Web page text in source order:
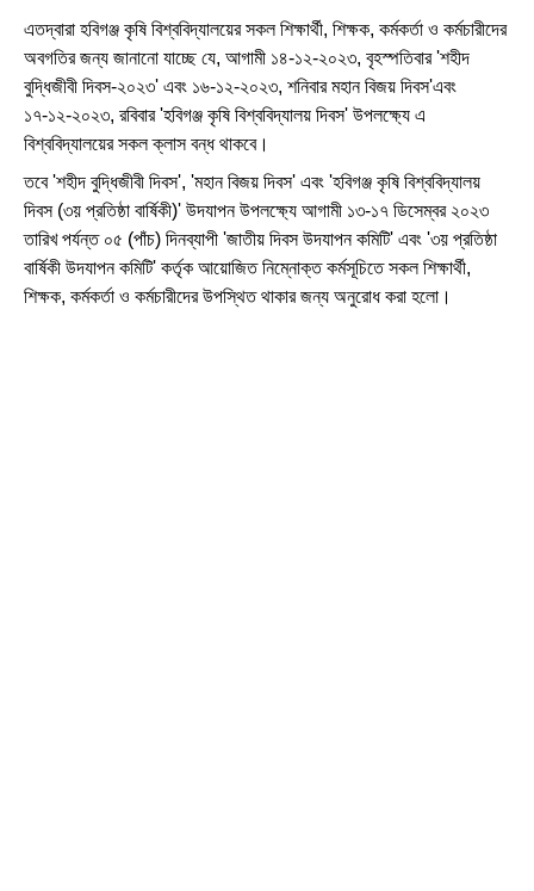
এতদ্বারা হবিগঞ্জ কৃষি বিশ্ববিদ্যালয়ের সকল শিক্ষার্থী, শিক্ষক, কর্মকর্তা ও কর্মচারীদের
অবগতির জন্য জানানো যাচ্ছে যে, আগামী ১৪-১২-২০২৩, বৃহস্পতিবার 'শহীদ
বুদ্ধিজীবী দিবস-২০২৩' এবং ১৬-১২-২০২৩, শনিবার মহান বিজয় দিবস'এবং
১৭-১২-২০২৩, রবিবার 'হবিগঞ্জ কৃষি বিশ্ববিদ্যালয় দিবস' উপলক্ষ্যে এ
বিশ্ববিদ্যালয়ের সকল ক্লাস বন্ধ থাকবে।
তবে 'শহীদ বুদ্ধিজীবী দিবস', 'মহান বিজয় দিবস' এবং 'হবিগঞ্জ কৃষি বিশ্ববিদ্যালয়
দিবস (৩য় প্রতিষ্ঠা বার্ষিকী)' উদযাপন উপলক্ষ্যে আগামী ১৩-১৭ ডিসেম্বর ২০২৩
তারিখ পর্যন্ত ০৫ (পাঁচ) দিনব্যাপী 'জাতীয় দিবস উদযাপন কমিটি' এবং '৩য় প্রতিষ্ঠা
বার্ষিকী উদযাপন কমিটি' কর্তৃক আয়োজিত নিম্নোক্ত কর্মসূচিতে সকল শিক্ষার্থী,
শিক্ষক, কর্মকর্তা ও কর্মচারীদের উপস্থিত থাকার জন্য অনুরোধ করা হলো।